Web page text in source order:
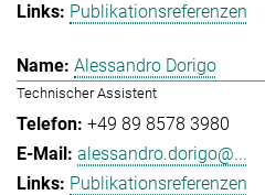
Publikationsreferenzen
Alessandro Dorigo
Technischer Assistent
+49 89 8578 3980
alessandro.dorigo@...
Publikationsreferenzen